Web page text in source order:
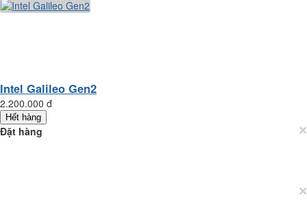
Intel Galileo Gen2
2.200.000 đ
Hết hàng
×
Đặt hàng
×